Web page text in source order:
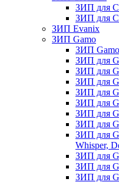
ЗИП для
ЗИП для
ЗИП Evanix
ЗИП Gamo
ЗИП
ЗИП для
ЗИП для
ЗИП для
ЗИП для
ЗИП для
ЗИП для
ЗИП для
ЗИП для
Whisper,
ЗИП для
ЗИП для
ЗИП для